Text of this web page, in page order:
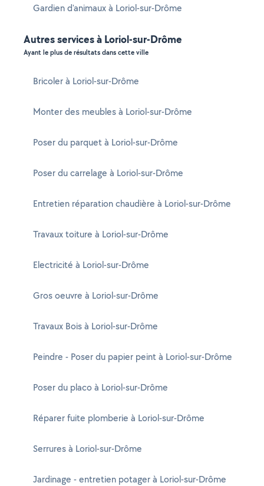
Gardien d'animaux à Loriol-sur-Drôme
Autres services à Loriol-sur-Drôme
Ayant le plus de résultats dans cette ville
Bricoler à Loriol-sur-Drôme
Monter des meubles à Loriol-sur-Drôme
Poser du parquet à Loriol-sur-Drôme
Poser du carrelage à Loriol-sur-Drôme
Entretien réparation chaudière à Loriol-sur-Drôme
Travaux toiture à Loriol-sur-Drôme
Electricité à Loriol-sur-Drôme
Gros oeuvre à Loriol-sur-Drôme
Travaux Bois à Loriol-sur-Drôme
Peindre - Poser du papier peint à Loriol-sur-Drôme
Poser du placo à Loriol-sur-Drôme
Réparer fuite plomberie à Loriol-sur-Drôme
Serrures à Loriol-sur-Drôme
Jardinage - entretien potager à Loriol-sur-Drôme